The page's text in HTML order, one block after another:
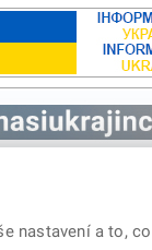
o přístupnosti |
nastavení a to,